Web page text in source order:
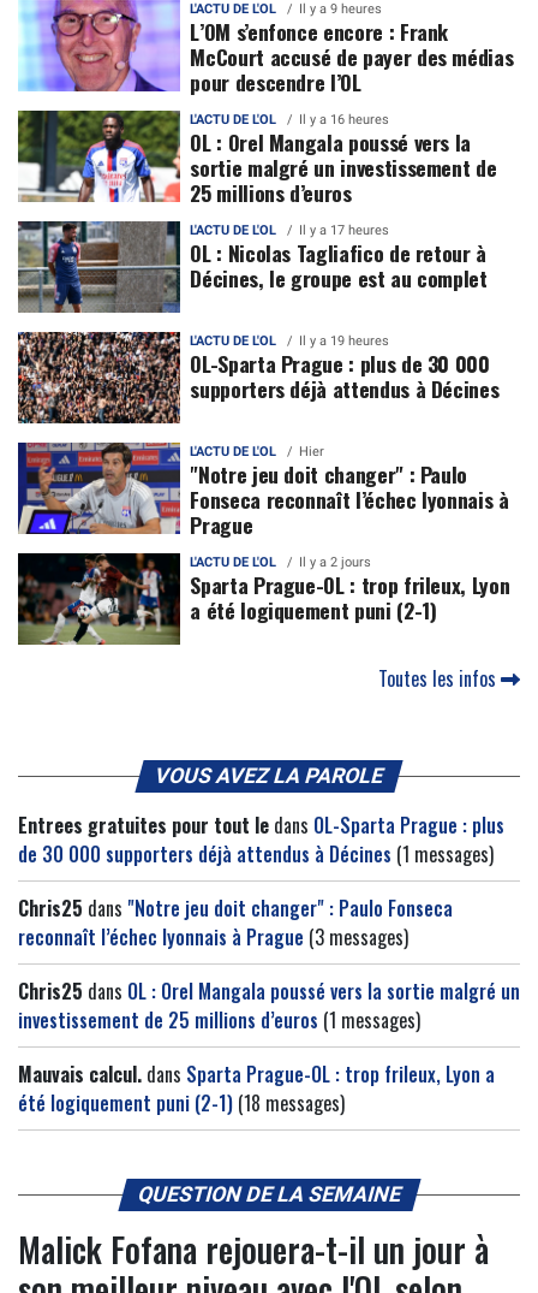
L'ACTU DE L'OL Il y a 9 heures
L’OM s’enfonce encore : Frank
McCourt accusé de payer des médias
pour descendre l’OL
L'ACTU DE L'OL Il y a 16 heures
OL : Orel Mangala poussé vers la
sortie malgré un investissement de
25 millions d’euros
L'ACTU DE L'OL Il y a 17 heures
OL : Nicolas Tagliafico de retour à
Décines, le groupe est au complet
L'ACTU DE L'OL Il y a 19 heures
OL-Sparta Prague : plus de 30 000
supporters déjà attendus à Décines
L'ACTU DE L'OL Hier
"Notre jeu doit changer" : Paulo
Fonseca reconnaît l’échec lyonnais à
Prague
L'ACTU DE L'OL Il y a 2 jours
Sparta Prague-OL : trop frileux, Lyon
a été logiquement puni (2-1)
Toutes les infos
VOUS AVEZ LA PAROLE
Entrees gratuites pour tout le dans OL-Sparta Prague : plus
de 30 000 supporters déjà attendus à Décines (1 messages)
Chris25 dans "Notre jeu doit changer" : Paulo Fonseca
reconnaît l’échec lyonnais à Prague (3 messages)
Chris25 dans OL : Orel Mangala poussé vers la sortie malgré un
investissement de 25 millions d’euros (1 messages)
Mauvais calcul. dans Sparta Prague-OL : trop frileux, Lyon a
été logiquement puni (2-1) (18 messages)
QUESTION DE LA SEMAINE
Malick Fofana rejouera-t-il un jour à